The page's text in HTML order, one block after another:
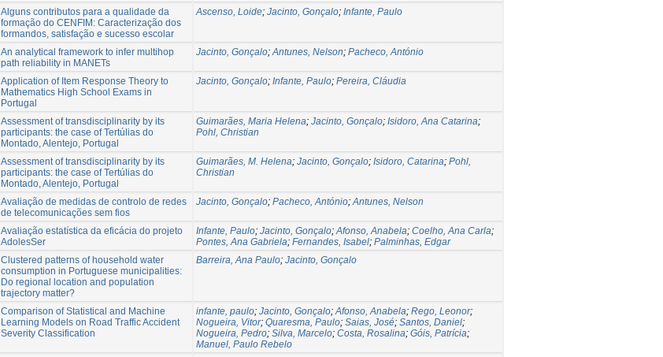
Alguns contributos para a qualidade da
formação do CENFIM: Caracterização dos
formandos, satisfação e sucesso escolar
Ascenso, Loide; Jacinto, Gonçalo; Infante, Paulo
An analytical framework to infer multihop
path reliability in MANETs
Jacinto, Gonçalo;Antunes, Nelson; Pacheco, António
Application of Item Response Theory to
Mathematics High School Exams in
Portugal
Jacinto, Gonçalo; Infante, Paulo; Pereira, Cláudia
Assessment of transdisciplinarity by its
participants: the case of Tertúlias do
Montado, Alentejo, Portugal
Guimarães, Maria Helena; Jacinto, Gonçalo; Isidoro, Ana Catarina;
Pohl, Christian
Assessment of transdisciplinarity by its
participants: the case of Tertúlias do
Montado, Alentejo, Portugal
Guimarães, M. Helena; Jacinto, Gonçalo; Isidoro, Catarina; Pohl,
Christian
Avaliação de medidas de controlo de redes
de telecomunicações sem fios
Jacinto, Gonçalo; Pacheco, António;Antunes, Nelson
Avaliação estatística da eficácia do projeto
AdolesSer
Infante, Paulo; Jacinto, Gonçalo;Afonso, Anabela; Coelho, Ana Carla;
Pontes, Ana Gabriela; Fernandes, Isabel; Palminhas, Edgar
Clustered patterns of household water
consumption in Portuguese municipalities:
Do regional location and population
trajectory matter?
Barreira, Ana Paulo; Jacinto, Gonçalo
Comparison of Statistical and Machine
Learning Models on Road Traffic Accident
Severity Classification
infante, paulo; Jacinto, Gonçalo;Afonso, Anabela; Rego, Leonor;
Nogueira, Vitor; Quaresma, Paulo; Saias, José; Santos, Daniel;
Nogueira, Pedro; Silva, Marcelo; Costa, Rosalina; Góis, Patrícia;
Manuel, Paulo Rebelo